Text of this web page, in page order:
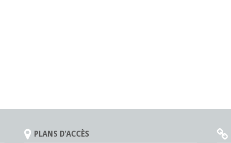
PLANS D'ACCÈS